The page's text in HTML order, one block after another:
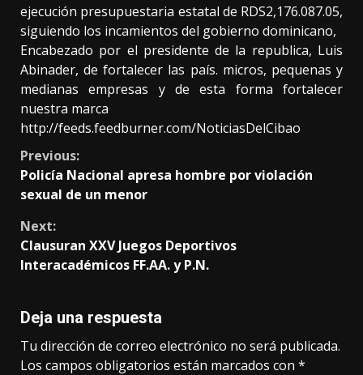
ejecución presupuestaria estatal de RDS2,176.087.05,
siguiendo los incamientos del gobierno dominicano,
Encabezado por el presidente de la republica, Luis
Abinader, de fortalecer las país. micros, pequenas y
medianas empresas y de esta forma fortalecer
nuestra marca
http://feeds.feedburner.com/NoticiasDelCibao
Continue
Reading
Previous:
Policía Nacional apresa hombre por violación
sexual de un menor
Next:
Clausuran XXV Juegos Deportivos
Interacadémicos FF.AA. y P.N.
Deja una respuesta
Tu dirección de correo electrónico no será publicada.
Los campos obligatorios están marcados con *